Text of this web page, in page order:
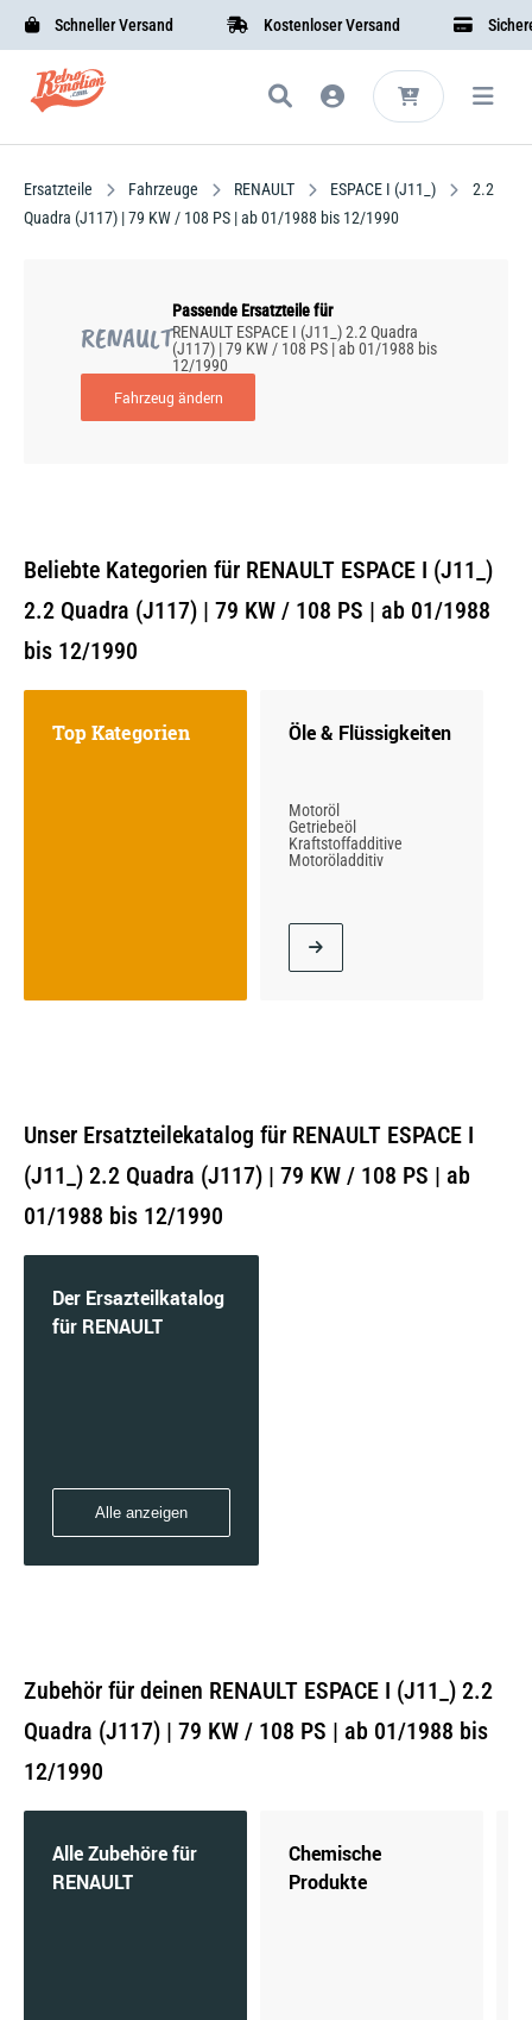
Schneller Versand Kostenloser Versand Sichere
Ersatzteile Fahrzeuge RENAULT ESPACE I (J11_)
2.2
Quadra (J117) | 79 KW / 108 PS | ab 01/1988 bis 12/1990
RENAULT
Passende Ersatzteile für
RENAULT ESPACE I (J11_) 2.2 Quadra
(J117) | 79 KW / 108 PS | ab 01/1988 bis
12/1990
Fahrzeug ändern
Beliebte Kategorien für RENAULT ESPACE I (J11_)
2.2 Quadra (J117) | 79 KW / 108 PS | ab 01/1988
bis 12/1990
Top Kategorien Öle & Flüssigkeiten
Motoröl
Getriebeöl
Kraftstoffadditive
Motoröladditiv
Unser Ersatzteilekatalog für RENAULT ESPACE I
(J11_) 2.2 Quadra (J117) | 79 KW / 108 PS | ab
01/1988 bis 12/1990
Der Ersazteilkatalog
für RENAULT
Alle anzeigen
Zubehör für deinen RENAULT ESPACE I (J11_) 2.2
Quadra (J117) | 79 KW / 108 PS | ab 01/1988 bis
12/1990
Alle Zubehöre für
RENAULT
Chemische
Produkte